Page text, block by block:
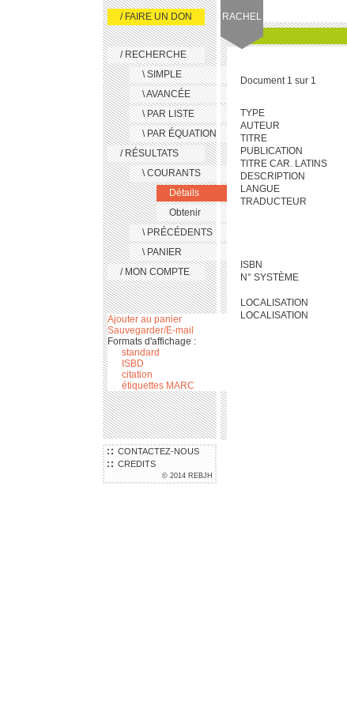
RACHEL
CONTACTEZ-NOUS
CREDITS
© 2014 REBJH
/ FAIRE UN DON
/ RECHERCHE
\ SIMPLE
\ AVANCÉE
\ PAR LISTE
\ PAR ÉQUATION
/ RÉSULTATS
\ COURANTS
Détails
Obtenir
\ PRÉCÉDENTS
\ PANIER
/ MON COMPTE
Ajouter au panier
Sauvegarder/E-mail
Formats d'affichage :
standard
ISBD
citation
étiquettes MARC
Document 1 sur 1
TYPE
AUTEUR
TITRE
PUBLICATION
TITRE CAR. LATINS
DESCRIPTION
LANGUE
TRADUCTEUR
ISBN
N° SYSTÈME
LOCALISATION
LOCALISATION